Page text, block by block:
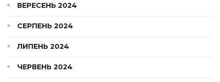
ВЕРЕСЕНЬ 2024
СЕРПЕНЬ 2024
ЛИПЕНЬ 2024
ЧЕРВЕНЬ 2024